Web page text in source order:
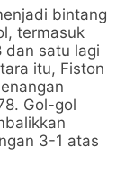
bintang
termasuk
dan satu lagi
itu, Fiston
Gol-gol
3-1 atas